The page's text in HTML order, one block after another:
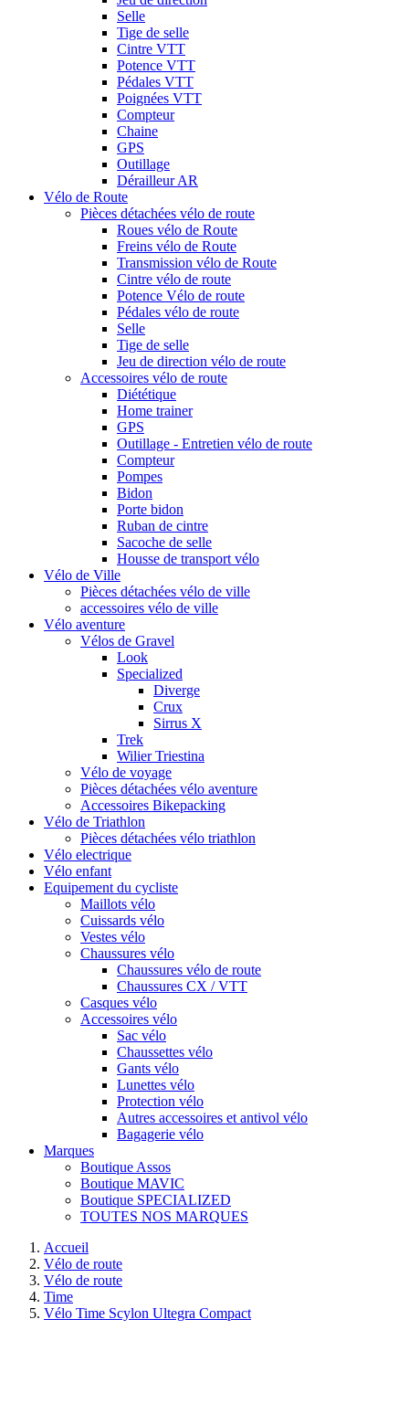
Selle
Tige de selle
Cintre VTT
Potence VTT
Pédales VTT
Poignées VTT
Compteur
Chaine
GPS
Outillage
Dérailleur AR
Vélo de Route
Pièces détachées vélo de route
Roues vélo de Route
Freins vélo de Route
Transmission vélo de Route
Cintre vélo de route
Potence Vélo de route
Pédales vélo de route
Selle
Tige de selle
Jeu de direction vélo de route
Accessoires vélo de route
Diététique
Home trainer
GPS
Outillage - Entretien vélo de route
Compteur
Pompes
Bidon
Porte bidon
Ruban de cintre
Sacoche de selle
Housse de transport vélo
Vélo de Ville
Pièces détachées vélo de ville
accessoires vélo de ville
Vélo aventure
Vélos de Gravel
Look
Specialized
Diverge
Crux
Sirrus X
Trek
Wilier Triestina
Vélo de voyage
Pièces détachées vélo aventure
Accessoires Bikepacking
Vélo de Triathlon
Pièces détachées vélo triathlon
Vélo electrique
Vélo enfant
Equipement du cycliste
Maillots vélo
Cuissards vélo
Vestes vélo
Chaussures vélo
Chaussures vélo de route
Chaussures CX / VTT
Casques vélo
Accessoires vélo
Sac vélo
Chaussettes vélo
Gants vélo
Lunettes vélo
Protection vélo
Autres accessoires et antivol vélo
Bagagerie vélo
Marques
Boutique Assos
Boutique MAVIC
Boutique SPECIALIZED
TOUTES NOS MARQUES
Accueil
Vélo de route
Vélo de route
Time
Vélo Time Scylon Ultegra Compact